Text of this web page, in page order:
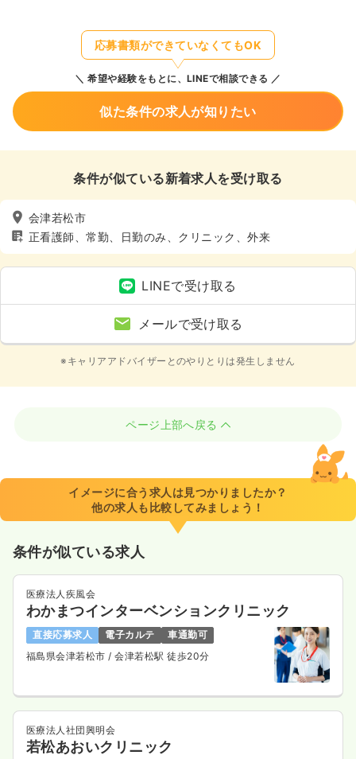
応募書類ができていなくてもOK
希望や経験をもとに、LINEで相談できる
似た条件の求人が知りたい
条件が似ている新着求人を受け取る
会津若松市
正看護師、常勤、日勤のみ、クリニック、外来
LINEで受け取る
メールで受け取る
※キャリアアドバイザーとのやりとりは発生しません
ページ上部へ戻る
イメージに合う求人は見つかりましたか？
他の求人も比較してみましょう！
条件が似ている求人
医療法人疾風会
わかまつインターベンションクリニック
直接応募求人 電子カルテ
車通勤可
福島県会津若松市 / 会津若松駅 徒歩20分
医療法人社団興明会
若松あおいクリニック